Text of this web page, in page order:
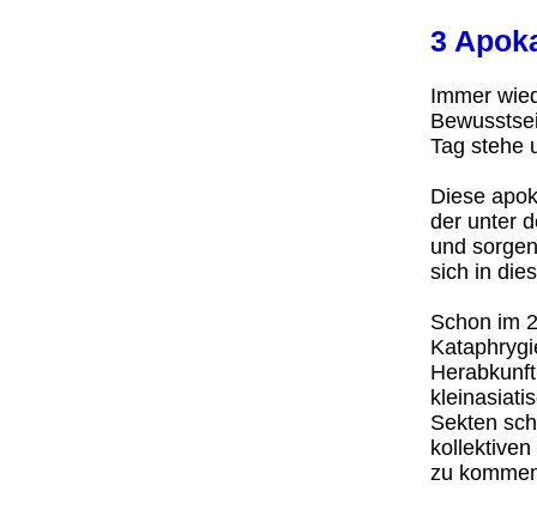
3
Immer
Tag stehe
Diese
der unter
und
sich in
Schon im
Sekten
zu